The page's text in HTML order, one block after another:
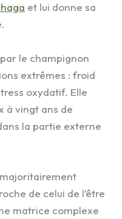
et lui donne sa
le champignon
extrêmes : froid
oxydatif. Elle
à vingt ans de
la partie externe
majoritairement
de celui de l’être
matrice complexe